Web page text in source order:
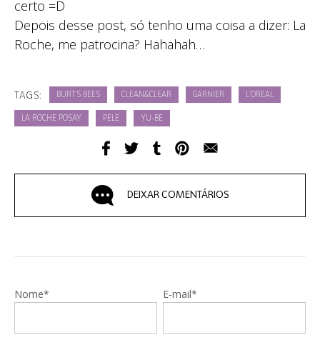
certo =D
Depois desse post, só tenho uma coisa a dizer: La
Roche, me patrocina? Hahahah…
TAGS: BURT`S BEES CLEAN&CLEAR GARNIER L`OREAL
LA ROCHE POSAY PELE YU-BE
DEIXAR COMENTÁRIOS
Nome* E-mail*